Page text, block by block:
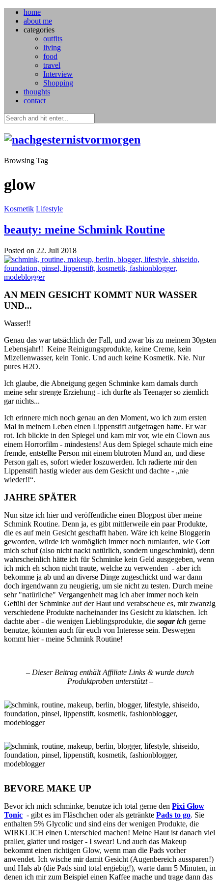
home
about me
categories
outfits
living
food
travel
Interview
Shopping
thoughts
contact
Browsing Tag
glow
Kosmetik Lifestyle
beauty: meine Schmink Routine
Posted on 22. Juli 2018
AN MEIN GESICHT KOMMT NUR WASSER
UND...
Wasser!!
Genau das war tatsächlich der Fall, und zwar bis zu meinem 30gsten
Lebensjahr!! Keine Reinigungsprodukte, keine Creme, kein
Mizellenwasser, kein Tonic. Und auch keine Kosmetik. Nie. Nur
pures H2O.
Ich glaube, die Abneigung gegen Schminke kam damals durch
meine sehr strenge Erziehung - ich durfte als Teenager so ziemlich
gar nichts...
Ich erinnere mich noch genau an den Moment, wo ich zum ersten
Mal in meinem Leben einen Lippenstift aufgetragen hatte. Er war
rot. Ich blickte in den Spiegel und kam mir vor, wie ein Clown aus
einem Horrorfilm - mindestens! Aus dem Spiegel schaute mich eine
fremde, entstellte Person mit einem blutroten Mund an, und diese
Person galt es, sofort wieder loszuwerden. Ich radierte mir den
Lippenstift hastig wieder aus dem Gesicht und dachte - „nie
wieder!!“.
JAHRE SPÄTER
Nun sitze ich hier und veröffentliche einen Blogpost über meine
Schmink Routine. Denn ja, es gibt mittlerweile ein paar Produkte,
die es auf mein Gesicht geschafft haben. Wäre ich keine Bloggerin
geworden, würde ich womöglich immer noch rumlaufen, wie Gott
mich schuf (also nicht nackt natürlich, sondern ungeschminkt), denn
wahrscheinlich hätte ich für Schminke kein Geld ausgegeben, wenn
ich mich eh schon nicht traute, welche zu verwenden - aber ich
bekomme ja ab und an diverse Dinge zugeschickt und war dann
doch irgendwann zu neugierig, um sie nicht zu testen. Durch meine
sehr "natürliche" Vergangenheit mag ich aber immer noch kein
Gefühl der Schminke auf der Haut und verabscheue es, mir zwanzig
verschiedene Produkte nacheinander ins Gesicht zu klatschen. Ich
dachte aber - die wenigen Lieblingsprodukte, die sogar ich gerne
benutze, könnten auch für euch von Interesse sein. Deswegen
kommt hier - meine Schmink Routine!
– Dieser Beitrag enthält Affiliate Links & wurde durch
Produktproben unterstützt –
BEVORE MAKE UP
Bevor ich mich schminke, benutze ich total gerne den Pixi Glow
Tonic - gibt es im Fläschchen oder als getränkte Pads to go. Sie
enthalten 5% Glycolic und sind eins der wenigen Produkte, die
WIRKLICH einen Unterschied machen! Meine Haut ist danach viel
praller, glatter und rosiger - I swear! Und auch das Makeup
bekommt einen richtigen Glow, wenn man die Pads vorher
anwendet. Ich wische mir damit Gesicht (Augenbereich aussparen!)
und Hals ab (die Pads sind total ergiebig!), warte dann 5 Minuten, in
denen ich mir zum Beispiel einen Kaffee mache und trage dann das